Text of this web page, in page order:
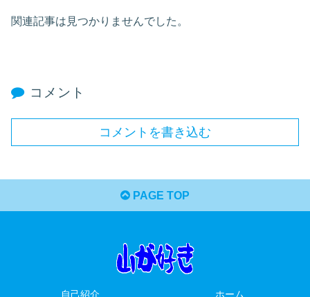
関連記事は見つかりませんでした。
コメント
コメントを書き込む
PAGE TOP
自己紹介 ホーム